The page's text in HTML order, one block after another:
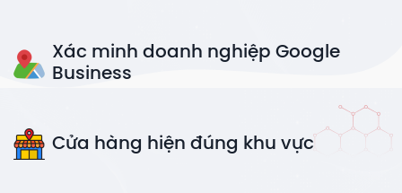
Xác minh doanh nghiệp Google
Business
Cửa hàng hiện đúng khu vực